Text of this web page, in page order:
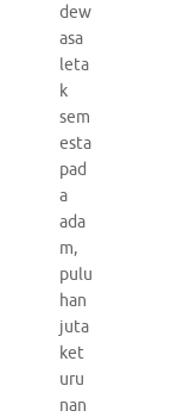
dew
asa
leta
k
sem
esta
pad
a
ada
m,
pulu
han
juta
ket
uru
nan